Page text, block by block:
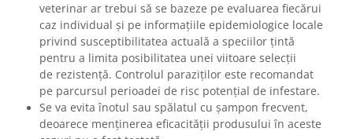
veterinar ar trebui să se bazeze pe evaluarea fiecărui
caz individual și pe informațiile epidemiologice locale
privind susceptibilitatea actuală a speciilor țintă
pentru a limita posibilitatea unei viitoare selecții
de rezistență. Controlul paraziților este recomandat
pe parcursul perioadei de risc potențial de infestare.
Se va evita înotul sau spălatul cu șampon frecvent,
deoarece menținerea eficacității produsului în aceste